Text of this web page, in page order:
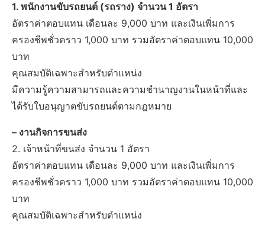
1. พนักงานขับรถยนต์ (รถราง) จำนวน 1 อัตรา
อัตราค่าตอบแทน เดือนละ 9,000 บาท และเงินเพิ่มการ
ครองชีพชั่วคราว 1,000 บาท รวมอัตราค่าตอบแทน 10,000
บาท
คุณสมบัติเฉพาะสำหรับตำแหน่ง
มีความรู้ความสามารถและความชำนาญงานในหน้าที่และ
ได้รับใบอนุญาตขับรถยนต์ตามกฎหมาย
– งานกิจการขนส่ง
2. เจ้าหน้าที่ขนส่ง จำนวน 1 อัตรา
อัตราค่าตอบแทน เดือนละ 9,000 บาท และเงินเพิ่มการ
ครองชีพชั่วคราว 1,000 บาท รวมอัตราค่าตอบแทน 10,000
บาท
คุณสมบัติเฉพาะสำหรับตำแหน่ง